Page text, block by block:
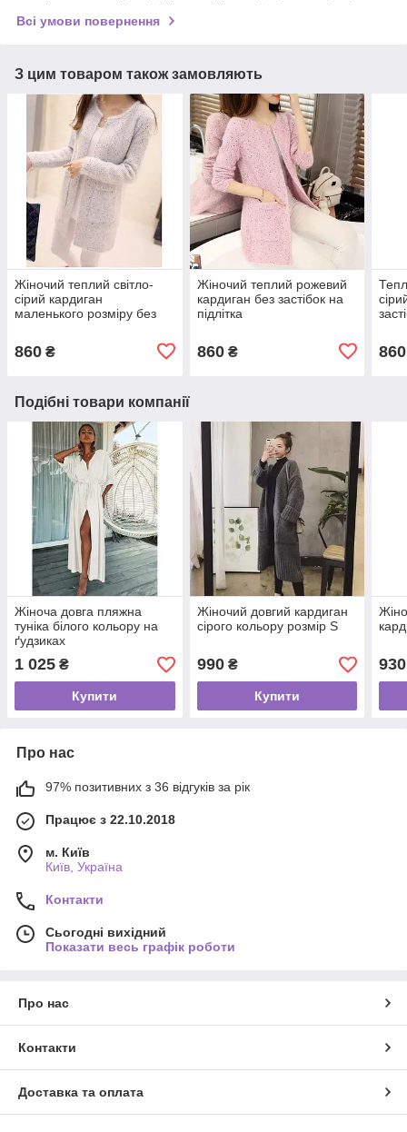
Всі умови повернення
З цим товаром також замовляють
Жіночий теплий світло-
сірий кардиган
маленького розміру без
860 ₴
Жіночий теплий рожевий
кардиган без застібок на
підлітка
860₴ 860
Подібні товари компанії
Жіноча довга пляжна
туніка білого кольору на
ґудзиках
1 025 ₴
Купити
Жіночий довгий кардиган
сірого кольору розмір S
990₴
Купити
930
Про нас
97% позитивних з 36 відгуків за рік
Працює з 22.10.2018
м. Київ
Київ, Україна
Контакти
Сьогодні вихідний
Показати весь графік роботи
Про нас
Контакти
Доставка та оплата